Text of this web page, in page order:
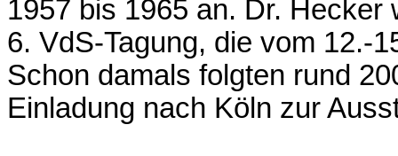
1957 bis 1965 an. Dr.
6. VdS-Tagung, die vom 12.-
Schon damals folgten rund
Einladung nach Köln zur